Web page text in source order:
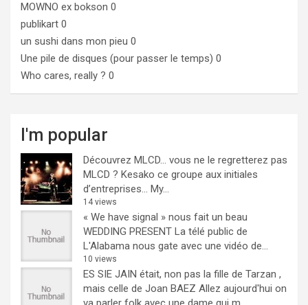
MOWNO ex bokson 0
publikart 0
un sushi dans mon pieu 0
Une pile de disques (pour passer le temps) 0
Who cares, really ? 0
I'm popular
Découvrez MLCD… vous ne le regretterez pas
MLCD ? Kesako ce groupe aux initiales
d’entreprises… My...
14 views
« We have signal » nous fait un beau
WEDDING PRESENT La télé public de
L'Alabama nous gate avec une vidéo de...
10 views
ES SIE JAIN était, non pas la fille de Tarzan ,
mais celle de Joan BAEZ Allez aujourd'hui on